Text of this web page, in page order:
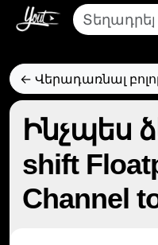
← Վերադառնալ
Ինչպես
shift
Channel